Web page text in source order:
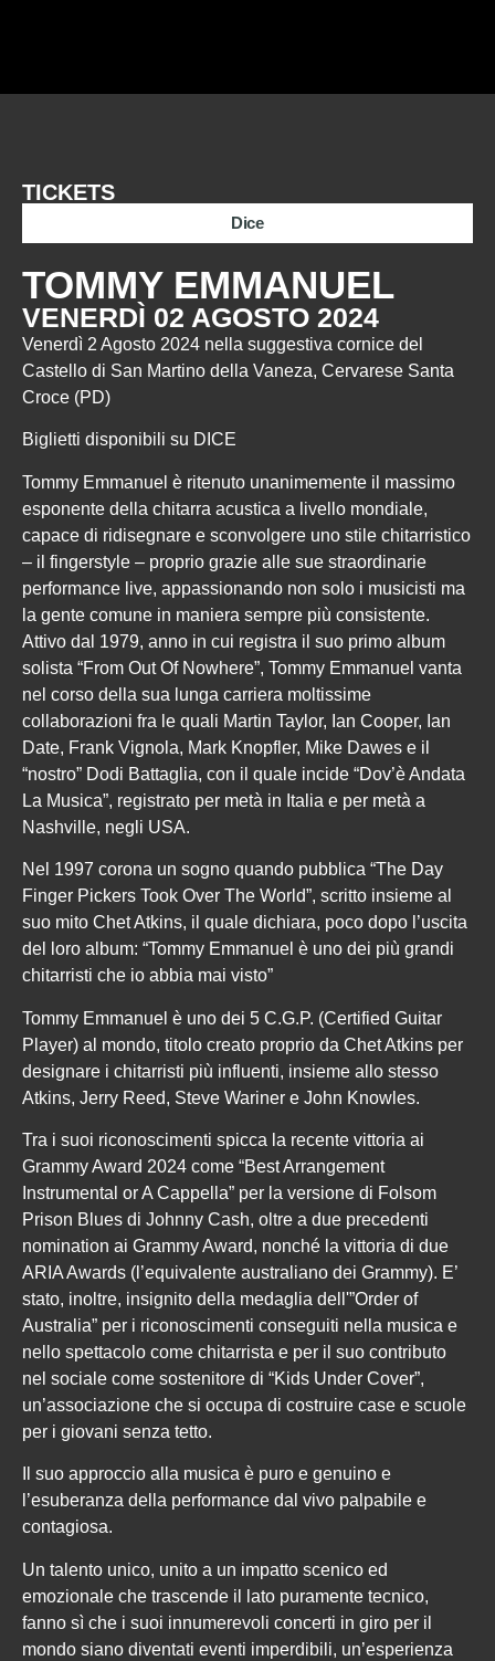
TOMMY EMMANUEL
VENERDÌ 02 AGOSTO 2024
Venerdì 2 Agosto 2024 nella suggestiva cornice del
Castello di San Martino della Vaneza, Cervarese Santa
Croce (PD)
Biglietti disponibili su DICE
Tommy Emmanuel è ritenuto unanimemente il massimo
esponente della chitarra acustica a livello mondiale,
capace di ridisegnare e sconvolgere uno stile chitarristico
– il fingerstyle – proprio grazie alle sue straordinarie
performance live, appassionando non solo i musicisti ma
la gente comune in maniera sempre più consistente.
Attivo dal 1979, anno in cui registra il suo primo album
solista “From Out Of Nowhere”, Tommy Emmanuel vanta
nel corso della sua lunga carriera moltissime
collaborazioni fra le quali Martin Taylor, Ian Cooper, Ian
Date, Frank Vignola, Mark Knopfler, Mike Dawes e il
“nostro” Dodi Battaglia, con il quale incide “Dov’è Andata
La Musica”, registrato per metà in Italia e per metà a
Nashville, negli USA.
Nel 1997 corona un sogno quando pubblica “The Day
Finger Pickers Took Over The World”, scritto insieme al
suo mito Chet Atkins, il quale dichiara, poco dopo l’uscita
del loro album: “Tommy Emmanuel è uno dei più grandi
chitarristi che io abbia mai visto”
Tommy Emmanuel è uno dei 5 C.G.P. (Certified Guitar
Player) al mondo, titolo creato proprio da Chet Atkins per
designare i chitarristi più influenti, insieme allo stesso
Atkins, Jerry Reed, Steve Wariner e John Knowles.
Tra i suoi riconoscimenti spicca la recente vittoria ai
Grammy Award 2024 come “Best Arrangement
Instrumental or A Cappella” per la versione di Folsom
Prison Blues di Johnny Cash, oltre a due precedenti
nomination ai Grammy Award, nonché la vittoria di due
ARIA Awards (l’equivalente australiano dei Grammy). E’
stato, inoltre, insignito della medaglia dell'”Order of
Australia” per i riconoscimenti conseguiti nella musica e
nello spettacolo come chitarrista e per il suo contributo
nel sociale come sostenitore di “Kids Under Cover”,
un’associazione che si occupa di costruire case e scuole
per i giovani senza tetto.
Il suo approccio alla musica è puro e genuino e
l’esuberanza della performance dal vivo palpabile e
contagiosa.
Un talento unico, unito a un impatto scenico ed
emozionale che trascende il lato puramente tecnico,
fanno sì che i suoi innumerevoli concerti in giro per il
mondo siano diventati eventi imperdibili, un’esperienza
TICKETS
Dice